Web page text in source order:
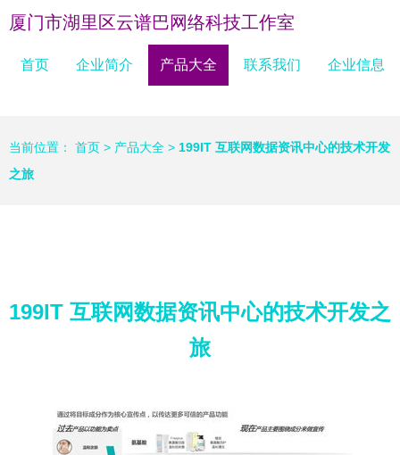
厦门市湖里区云谱巴网络科技工作室
首页 企业简介 产品大全 联系我们 企业信息
当前位置： 首页 > 产品大全 > 199IT 互联网数据资讯中心的技术开发
之旅
199IT 互联网数据资讯中心的技术开发之
旅